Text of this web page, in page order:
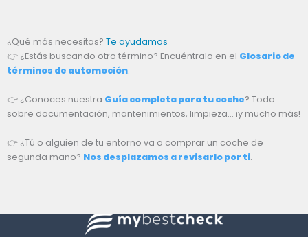
¿Qué más necesitas? Te ayudamos
👉 ¿Estás buscando otro término? Encuéntralo en el Glosario de
términos de automoción.
👉 ¿Conoces nuestra Guía completa para tu coche? Todo
sobre documentación, mantenimientos, limpieza… ¡y mucho más!
👉 ¿Tú o alguien de tu entorno va a comprar un coche de
segunda mano? Nos desplazamos a revisarlo por ti.